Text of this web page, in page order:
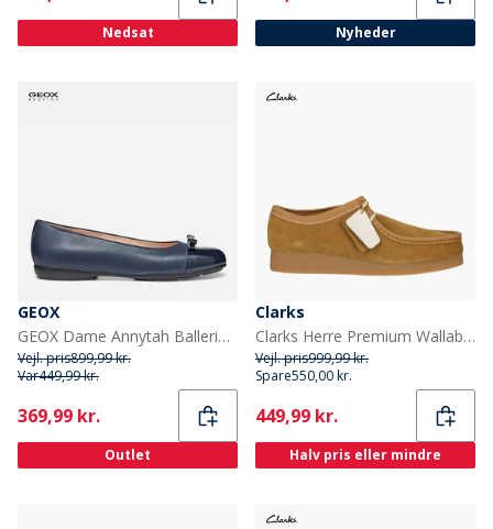
Nedsat Nyheder
GEOX
GEOX Dame Annytah Ballerina Sko Navy
Vejl. pris899,99 kr.
Var449,99 kr.
Current
369,99 kr.
Outlet
Clarks
Clarks Herre Premium Wallabee Evo G Sko Ochre Suede
Vejl. pris999,99 kr.
Spare550,00 kr.
Current
449,99 kr.
Halv pris eller mindre